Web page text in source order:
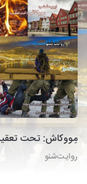
مِووکاش: تحت
روایت‌شنو